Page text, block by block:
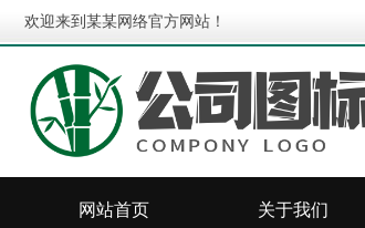
欢迎来到某某网络官方网站！
网站首页 关于我们